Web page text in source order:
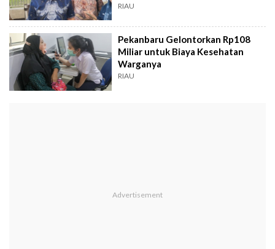
RIAU
Pekanbaru Gelontorkan Rp108
Miliar untuk Biaya Kesehatan
Warganya
RIAU